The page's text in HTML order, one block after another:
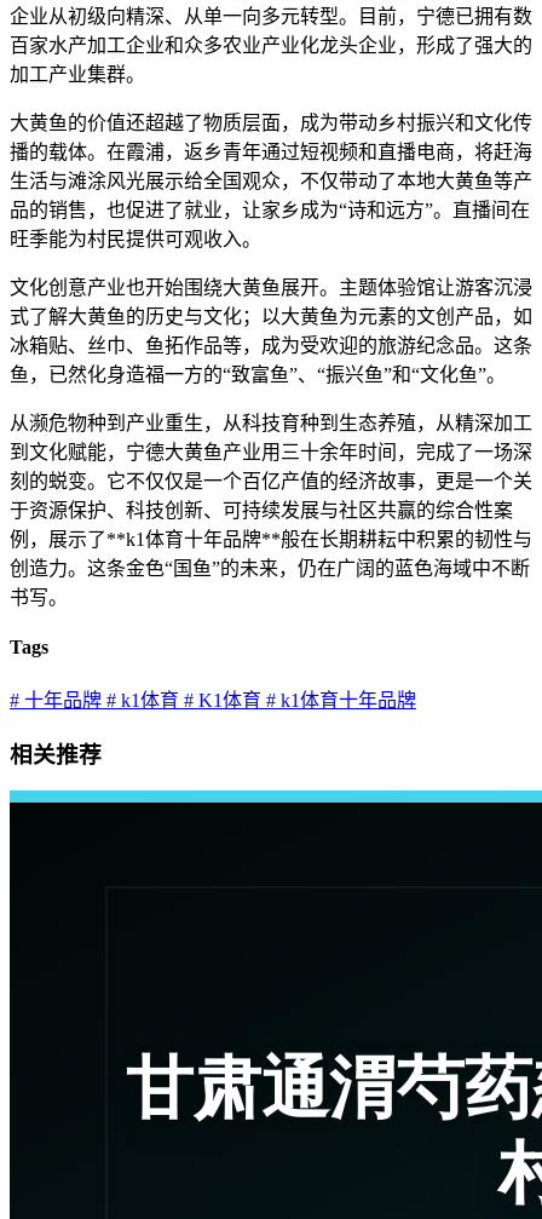
企业从初级向精深、从单一向多元转型。目前，宁德已拥有数
百家水产加工企业和众多农业产业化龙头企业，形成了强大的
加工产业集群。
大黄鱼的价值还超越了物质层面，成为带动乡村振兴和文化传
播的载体。在霞浦，返乡青年通过短视频和直播电商，将赶海
生活与滩涂风光展示给全国观众，不仅带动了本地大黄鱼等产
品的销售，也促进了就业，让家乡成为“诗和远方”。直播间在
旺季能为村民提供可观收入。
文化创意产业也开始围绕大黄鱼展开。主题体验馆让游客沉浸
式了解大黄鱼的历史与文化；以大黄鱼为元素的文创产品，如
冰箱贴、丝巾、鱼拓作品等，成为受欢迎的旅游纪念品。这条
鱼，已然化身造福一方的“致富鱼”、“振兴鱼”和“文化鱼”。
从濒危物种到产业重生，从科技育种到生态养殖，从精深加工
到文化赋能，宁德大黄鱼产业用三十余年时间，完成了一场深
刻的蜕变。它不仅仅是一个百亿产值的经济故事，更是一个关
于资源保护、科技创新、可持续发展与社区共赢的综合性案
例，展示了**k1体育十年品牌**般在长期耕耘中积累的韧性与
创造力。这条金色“国鱼”的未来，仍在广阔的蓝色海域中不断
书写。
Tags
# 十年品牌 # k1体育 # K1体育 # k1体育十年品牌
相关推荐